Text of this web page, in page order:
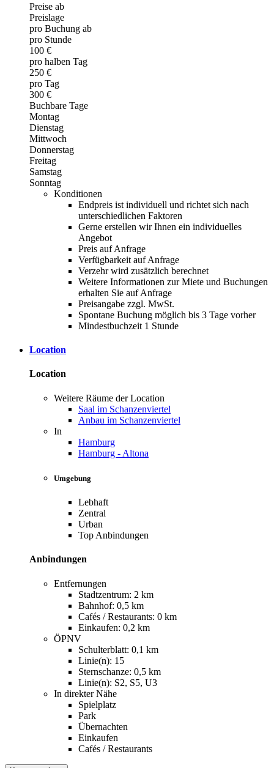
Preise ab
Preislage
pro Buchung ab
pro Stunde
100 €
pro halben Tag
250 €
pro Tag
300 €
Buchbare Tage
Montag
Dienstag
Mittwoch
Donnerstag
Freitag
Samstag
Sonntag
Konditionen
Endpreis ist individuell und richtet sich nach
unterschiedlichen Faktoren
Gerne erstellen wir Ihnen ein individuelles
Angebot
Preis auf Anfrage
Verfügbarkeit auf Anfrage
Verzehr wird zusätzlich berechnet
Weitere Informationen zur Miete und Buchungen
erhalten Sie auf Anfrage
Preisangabe zzgl. MwSt.
Spontane Buchung möglich bis 3 Tage vorher
Mindestbuchzeit 1 Stunde
Location
Location
Weitere Räume der Location
Saal im Schanzenviertel
Anbau im Schanzenviertel
In
Hamburg
Hamburg - Altona
Umgebung
Lebhaft
Zentral
Urban
Top Anbindungen
Anbindungen
Entfernungen
Stadtzentrum: 2 km
Bahnhof: 0,5 km
Cafés / Restaurants: 0 km
Einkaufen: 0,2 km
ÖPNV
Schulterblatt: 0,1 km
Linie(n): 15
Sternschanze: 0,5 km
Linie(n): S2, S5, U3
In direkter Nähe
Spielplatz
Park
Übernachten
Einkaufen
Cafés / Restaurants